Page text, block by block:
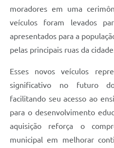
moradores em uma
veículos foram levados
apresentados para a
pelas principais ruas da cidade.
Esses novos veículos
significativo no futuro
facilitando seu acesso ao
para o desenvolvimento
aquisição reforça o
municipal em melhorar